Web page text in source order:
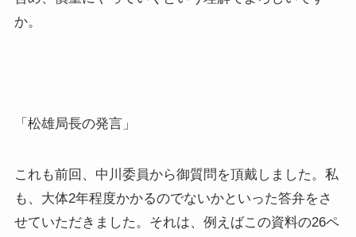
か。
「松雄局長の発言」
これも前回、中川委員から御質問を頂戴しました。私
も、大体2年程度かかるのでないかといった答弁をさ
せていただきました。それは、例えばこの資料の26ペ